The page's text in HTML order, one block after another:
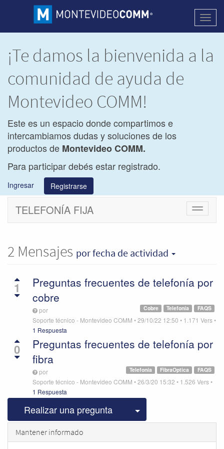
¡Te damos la bienvenida a la
comunidad de ayuda de
Montevideo COMM!
Este es un espacio donde compartimos e
intercambiamos dudas y soluciones de los
productos de Montevideo COMM.
Para participar debés estar registrado.
Ingresar Registrarse
Cambiar
TELEFONÍA FIJA
2 Mensajes por fecha de actividad
1
Preguntas frecuentes de telefonía por
cobre
FAQS
Telefonía
Cobre
por
Soporte técnico - Montevideo COMM •29/10/22 12:50 • 1.171 Vers•
1 Respuesta
0
Preguntas frecuentes de telefonía por
fibra
FAQS
FibraOptica
Telefonía
por
Soporte técnico - Montevideo COMM •26/3/20 15:32 • 1.526 Vers•
1 Respuesta
Realizar una pregunta Seleccionar
Mantener informado